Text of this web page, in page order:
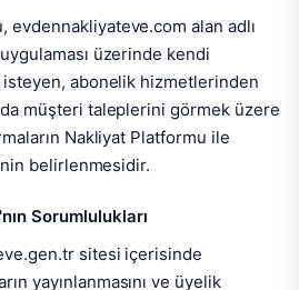
evdennakliyateve.com alan adlı
üzerinde kendi
isteyen, abonelik hizmetlerinden
müşteri taleplerini görmek üzere
Nakliyat Platformu ile
belirlenmesidir.
Sorumlulukları
sitesi içerisinde
yayınlanmasını ve üyelik